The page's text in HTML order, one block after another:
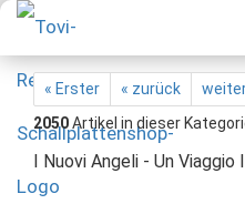
« Erster « zurück
2050Artikel in dieser
I Nuovi Angeli - Un